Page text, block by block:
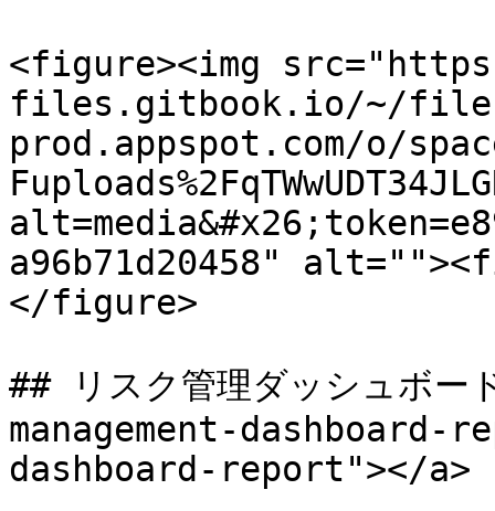
<figure><img
files.gitbook.io/~/
prod.appspot.com/o/
a96b71d20458"
</figure>
## リスク管理ダッシュボ
management-
dashboard-report"></a>